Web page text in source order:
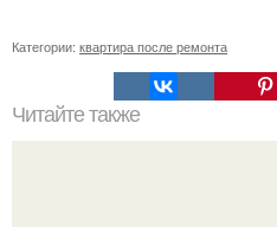
Категории: квартира после ремонта
Читайте также